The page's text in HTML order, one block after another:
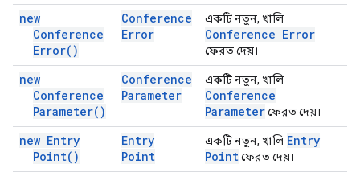
new
Conference
Error( )
Conference
Error
একটি নতুন, খালি
Conference Error
ফেরত দেয়।
new
Conference
Parameter( )
Conference
Parameter
একটি নতুন, খালি
Conference
Parameterফেরত দেয়।
new Entry
Point( )
Entry
Point
একটি নতুন, খালি Entry
Pointফেরত দেয়।